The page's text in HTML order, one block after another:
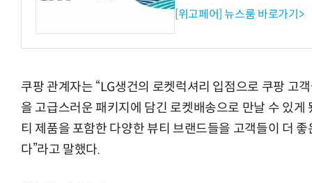
[위고페어] 뉴스룸 바로가기>
쿠팡 관계자는 “LG생건의 로켓럭셔리 입점으로 쿠팡 고
을 고급스러운 패키지에 담긴 로켓배송으로 만날 수 있게
티 제품을 포함한 다양한 뷰티 브랜드들을 고객들이 더
다”라고 말했다.